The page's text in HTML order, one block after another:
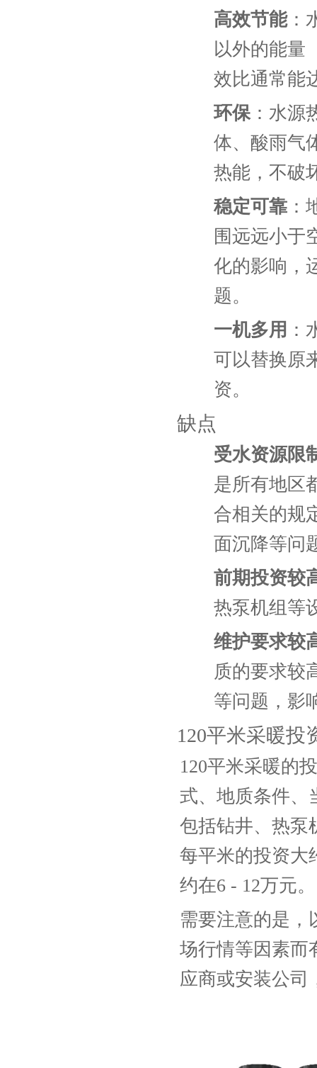
高效节能：
以外的能量
效比通常能
环保：水源
体、酸雨气
热能，不破
稳定可靠
围远远小于
化的影响，
题。
一机多用
可以替换原
资。
缺点
受水资源限
是所有地区
合相关的规
面沉降等问
前期投资较
热泵机组等
维护要求较
质的要求较
等问题，影
120平米采暖投
120平米采暖的
式、地质条件、
包括钻井、热泵
每平米的投资大
约在6 - 12万元。
需要注意的是，
场行情等因素而
应商或安装公司